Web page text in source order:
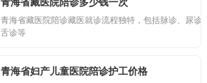
青海省藏医院陪诊多少钱一次
青海省藏医院陪诊藏医就诊流程独特，包括脉诊、尿诊
舌诊等
青海省妇产儿童医院陪诊护工价格